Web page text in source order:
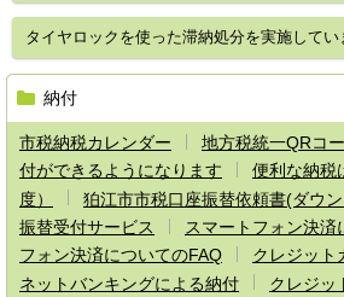
タイヤロックを使った滞納処分を実施してい
納付
市税納税カレンダー
地方税統一QRコ
付ができるようになります
便利な納税
度）
狛江市市税口座振替依頼書(ダウ
振替受付サービス
スマートフォン決済
フォン決済についてのFAQ
クレジット
ネットバンキングによる納付
クレジッ